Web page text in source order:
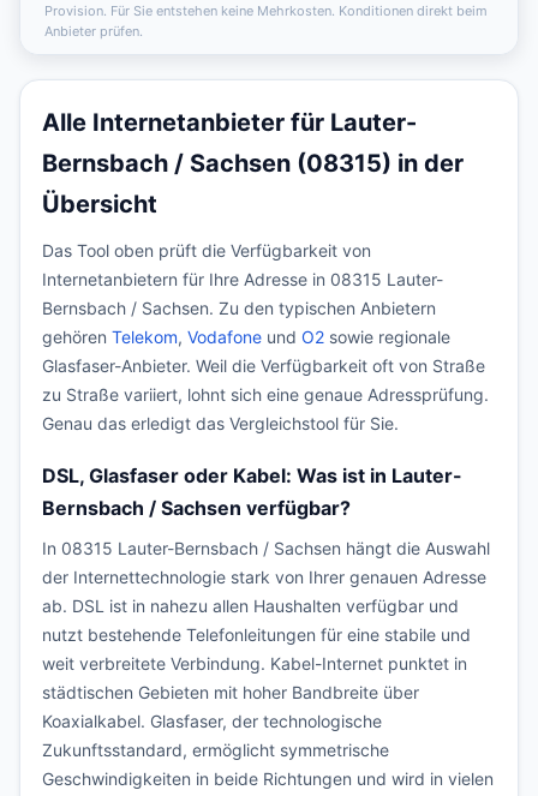
Provision. Für Sie entstehen keine Mehrkosten. Konditionen direkt beim
Anbieter prüfen.
Alle Internetanbieter für Lauter-
Bernsbach / Sachsen (08315) in der
Übersicht
Das Tool oben prüft die Verfügbarkeit von
Internetanbietern für Ihre Adresse in 08315 Lauter-
Bernsbach / Sachsen. Zu den typischen Anbietern
gehören Telekom, Vodafone und O2 sowie regionale
Glasfaser-Anbieter. Weil die Verfügbarkeit oft von Straße
zu Straße variiert, lohnt sich eine genaue Adressprüfung.
Genau das erledigt das Vergleichstool für Sie.
DSL, Glasfaser oder Kabel: Was ist in Lauter-
Bernsbach / Sachsen verfügbar?
In 08315 Lauter-Bernsbach / Sachsen hängt die Auswahl
der Internettechnologie stark von Ihrer genauen Adresse
ab. DSL ist in nahezu allen Haushalten verfügbar und
nutzt bestehende Telefonleitungen für eine stabile und
weit verbreitete Verbindung. Kabel-Internet punktet in
städtischen Gebieten mit hoher Bandbreite über
Koaxialkabel. Glasfaser, der technologische
Zukunftsstandard, ermöglicht symmetrische
Geschwindigkeiten in beide Richtungen und wird in vielen